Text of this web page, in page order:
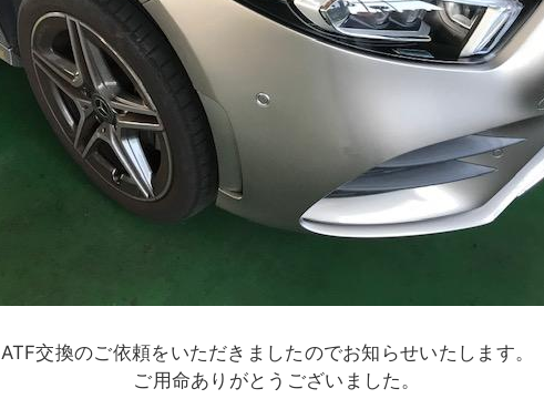
ATF交換のご依頼をいただきましたのでお知らせいたします。
ご用命ありがとうございました。